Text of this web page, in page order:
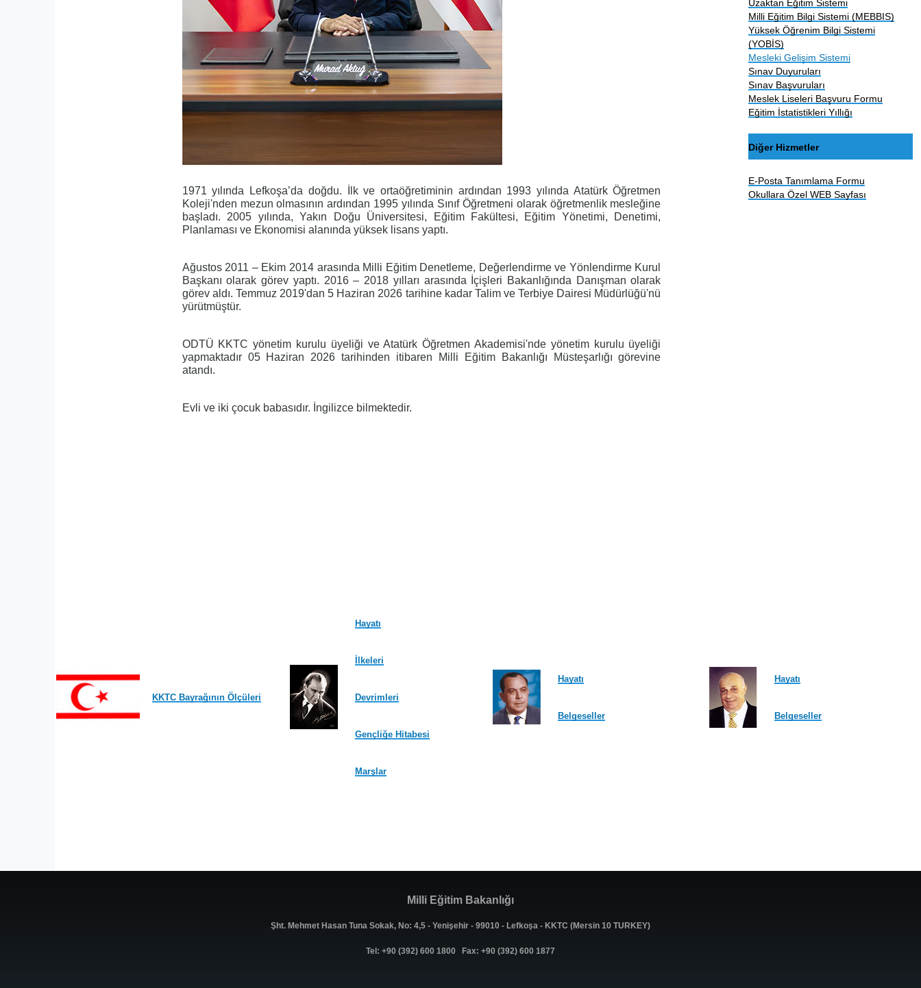
1971 yılında Lefkoşa’da doğdu. İlk ve ortaöğretiminin ardından 1993 yılında Atatürk Öğretmen
Koleji'nden mezun olmasının ardından 1995 yılında Sınıf Öğretmeni olarak öğretmenlik mesleğine
başladı. 2005 yılında, Yakın Doğu Üniversitesi, Eğitim Fakültesi, Eğitim Yönetimi, Denetimi,
Planlaması ve Ekonomisi alanında yüksek lisans yaptı.
Ağustos 2011 – Ekim 2014 arasında Milli Eğitim Denetleme, Değerlendirme ve Yönlendirme Kurul
Başkanı olarak görev yaptı. 2016 – 2018 yılları arasında İçişleri Bakanlığında Danışman olarak
görev aldı. Temmuz 2019'dan 5 Haziran 2026 tarihine kadar Talim ve Terbiye Dairesi Müdürlüğü'nü
yürütmüştür.
ODTÜ KKTC yönetim kurulu üyeliği ve Atatürk Öğretmen Akademisi'nde yönetim kurulu üyeliği
yapmaktadır 05 Haziran 2026 tarihinden itibaren Milli Eğitim Bakanlığı Müsteşarlığı görevine
atandı.
Evli ve iki çocuk babasıdır. İngilizce bilmektedir.
Uzaktan Eğitim Sistemi
Milli Eğitim Bilgi Sistemi (MEBBIS)
Yüksek Öğrenim Bilgi Sistemi
(YOBİS)
Mesleki Gelişim Sistemi
Sınav Duyuruları
Sınav Başvuruları
Meslek Liseleri Başvuru Formu
Eğitim İstatistikleri Yıllığı
Diğer Hizmetler
E-Posta Tanımlama Formu
Okullara Özel WEB Sayfası
KKTC Bayrağının Ölçüleri
Hayatı
İlkeleri
Devrimleri
Gençliğe Hitabesi
Marşlar
Hayatı
Belgeseller
Hayatı
Belgeseller
Milli Eğitim Bakanlığı
Şht. Mehmet Hasan Tuna Sokak, No: 4,5 - Yenişehir - 99010 - Lefkoşa - KKTC (Mersin 10 TURKEY)
Tel: +90 (392) 600 1800 Fax: +90 (392) 600 1877